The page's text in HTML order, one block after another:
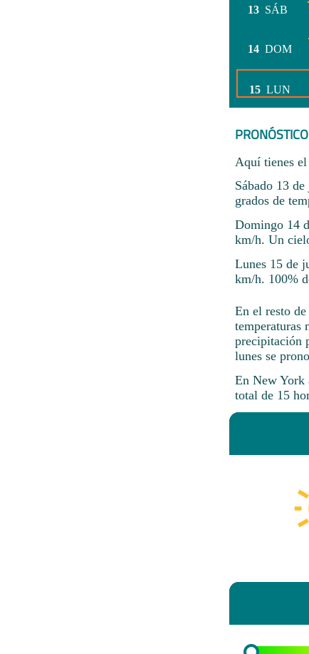
13 SÁB
14 DOM
15 LUN
Aquí tienes
Sábado 13
grados de
Domingo 14
km/h. Un
Lunes 15 de
km/h. 100%
En el resto
temperaturas
precipitación
lunes se
En New York
total de 15